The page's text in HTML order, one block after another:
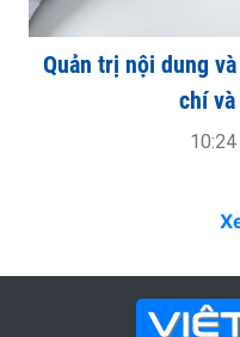
Quản trị nội dung
chí